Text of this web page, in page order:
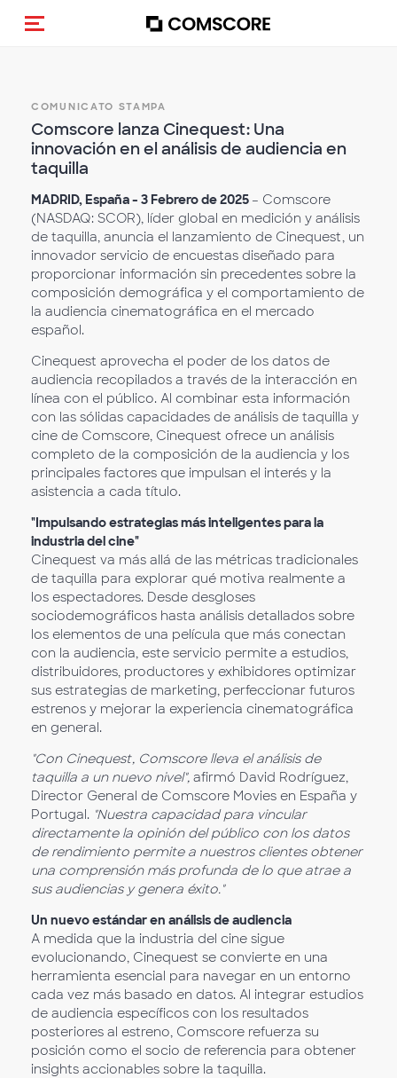
Cambia navigazione
COMUNICATO STAMPA
Comscore lanza Cinequest: Una
innovación en el análisis de audiencia en
taquilla
MADRID, España - 3 Febrero de 2025 – Comscore
(NASDAQ: SCOR), líder global en medición y análisis
de taquilla, anuncia el lanzamiento de Cinequest, un
innovador servicio de encuestas diseñado para
proporcionar información sin precedentes sobre la
composición demográfica y el comportamiento de
la audiencia cinematográfica en el mercado
español.
Cinequest aprovecha el poder de los datos de
audiencia recopilados a través de la interacción en
línea con el público. Al combinar esta información
con las sólidas capacidades de análisis de taquilla y
cine de Comscore, Cinequest ofrece un análisis
completo de la composición de la audiencia y los
principales factores que impulsan el interés y la
asistencia a cada título.
"Impulsando estrategias más inteligentes para la
industria del cine"
Cinequest va más allá de las métricas tradicionales
de taquilla para explorar qué motiva realmente a
los espectadores. Desde desgloses
sociodemográficos hasta análisis detallados sobre
los elementos de una película que más conectan
con la audiencia, este servicio permite a estudios,
distribuidores, productores y exhibidores optimizar
sus estrategias de marketing, perfeccionar futuros
estrenos y mejorar la experiencia cinematográfica
en general.
"Con Cinequest, Comscore lleva el análisis de
taquilla a un nuevo nivel", afirmó David Rodríguez,
Director General de Comscore Movies en España y
Portugal. "Nuestra capacidad para vincular
directamente la opinión del público con los datos
de rendimiento permite a nuestros clientes obtener
una comprensión más profunda de lo que atrae a
sus audiencias y genera éxito."
Un nuevo estándar en análisis de audiencia
A medida que la industria del cine sigue
evolucionando, Cinequest se convierte en una
herramienta esencial para navegar en un entorno
cada vez más basado en datos. Al integrar estudios
de audiencia específicos con los resultados
posteriores al estreno, Comscore refuerza su
posición como el socio de referencia para obtener
insights accionables sobre la taquilla.